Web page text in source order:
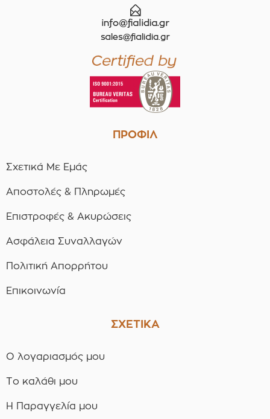
ΠΡΟΦΙΛ
Σχετικά Με Εμάς
Αποστολές & Πληρωμές
Επιστροφές & Ακυρώσεις
Ασφάλεια Συναλλαγών
Πολιτική Απορρήτου
Επικοινωνία
ΣΧΕΤΙΚΑ
Ο λογαριασμός μου
Το καλάθι μου
Η Παραγγελία μου